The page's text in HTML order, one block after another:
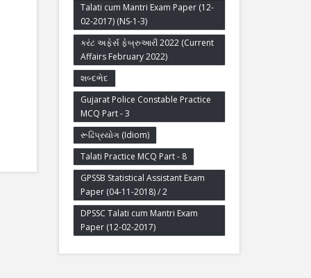
Talati cum Mantri Exam Paper (12-
02-2017) (NS-1-3)
કરંટ અફેર્સ ફેબ્રુઆરી 2022 (Current
Affairs February 2022)
શબ્દભેદ
Gujarat Police Constable Practice
MCQ Part - 3
રૂઢિપ્રયોગ (Idiom)
Talati Practice MCQ Part - 8
GPSSB Statistical Assistant Exam
Paper (04-11-2018) / 2
DPSSC Talati cum Mantri Exam
Paper (12-02-2017)